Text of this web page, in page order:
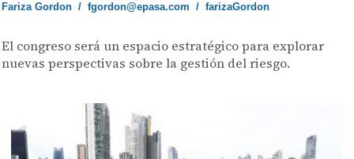
Fariza Gordon /fgordon@epasa.com /farizaGordon
El congreso será un espacio estratégico para explorar
nuevas perspectivas sobre la gestión del riesgo.